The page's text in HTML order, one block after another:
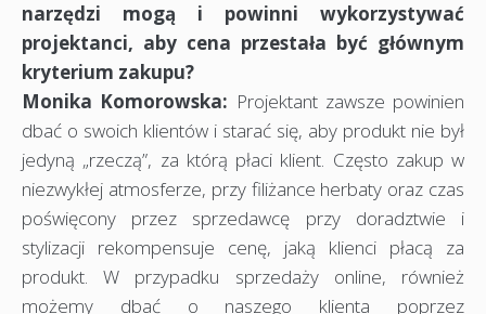
narzędzi mogą i powinni wykorzystywać
projektanci, aby cena przestała być głównym
kryterium zakupu?
Monika Komorowska: Projektant zawsze powinien
dbać o swoich klientów i starać się, aby produkt nie był
jedyną „rzeczą”, za którą płaci klient. Często zakup w
niezwykłej atmosferze, przy filiżance herbaty oraz czas
poświęcony przez sprzedawcę przy doradztwie i
stylizacji rekompensuje cenę, jaką klienci płacą za
produkt. W przypadku sprzedaży online, również
możemy dbać o naszego klienta poprzez